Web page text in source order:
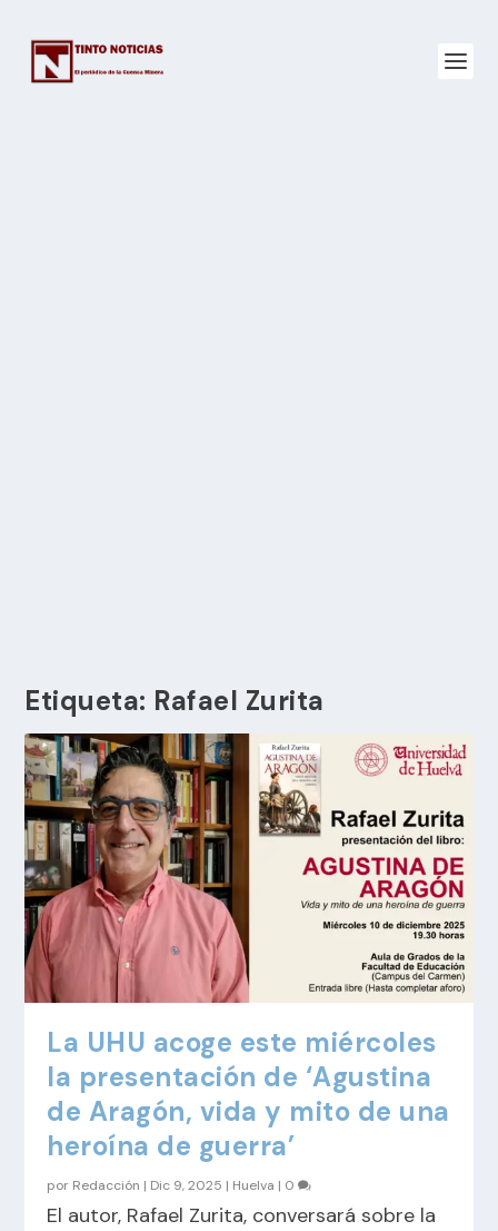
Etiqueta: Rafael Zurita
La UHU acoge este miércoles
la presentación de ‘Agustina
de Aragón, vida y mito de una
heroína de guerra’
por Redacción | Dic 9, 2025 | Huelva | 0
El autor, Rafael Zurita, conversará sobre la